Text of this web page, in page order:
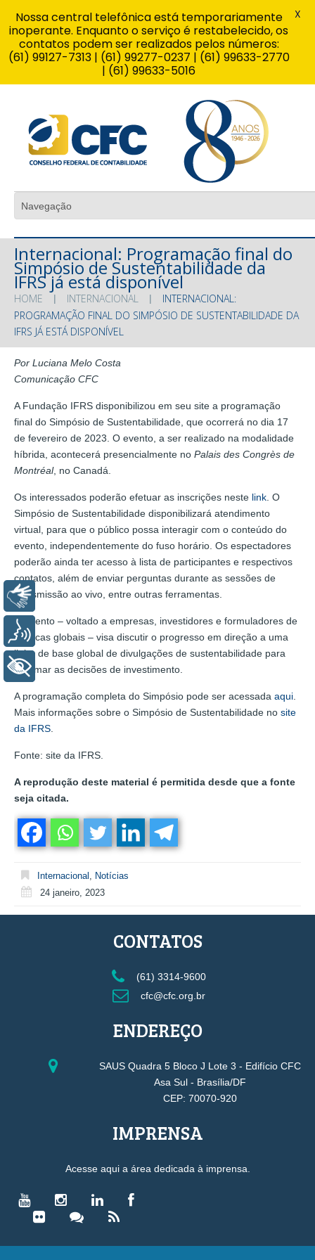
Internacional: Programação final do
Simpósio de Sustentabilidade da
IFRS já está disponível
HOME INTERNACIONAL
INTERNACIONAL:
PROGRAMAÇÃO FINAL DO SIMPÓSIO DE SUSTENTABILIDADE DA
IFRS JÁ ESTÁ DISPONÍVEL
Por Luciana Melo Costa
Comunicação CFC
A Fundação IFRS disponibilizou em seu site a programação
final do Simpósio de Sustentabilidade, que ocorrerá no dia 17
de fevereiro de 2023. O evento, a ser realizado na modalidade
híbrida, acontecerá presencialmente no Palais des Congrès de
Montréal, no Canadá.
Os interessados poderão efetuar as inscrições neste link . O
Simpósio de Sustentabilidade disponibilizará atendimento
virtual, para que o público possa interagir com o conteúdo do
evento, independentemente do fuso horário. Os espectadores
poderão ainda ter acesso à lista de participantes e respectivos
contatos, além de enviar perguntas durante as sessões de
transmissão ao vivo, entre outras ferramentas.
O evento – voltado a empresas, investidores e formuladores de
políticas globais – visa discutir o progresso em direção a uma
linha de base global de divulgações de sustentabilidade para
informar as decisões de investimento.
A programação completa do Simpósio pode ser acessada aqui
Mais informações sobre o Simpósio de Sustentabilidade no site
da IFRS
Fonte: site da IFRS.
A reprodução deste material é permitida desde que a fonte
seja citada.
Internacional
Notícias
24 janeiro, 2023
CONTATOS
(61) 3314-9600
cfc@cfc.org.br
ENDEREÇO
SAUS Quadra 5 Bloco J Lote 3 - Edifício CFC
Asa Sul - Brasília/DF
CEP: 70070-920
IMPRENSA
Acesse aqui a área dedicada à imprensa.
Nossa central telefônica está temporariamente
inoperante. Enquanto o serviço é restabelecido, os
contatos podem ser realizados pelos números:
(61) 99127-7313 | (61) 99277-0237 | (61) 99633-2770
| (61) 99633-5016
X
Libras
Voz
+ Acessibilidade